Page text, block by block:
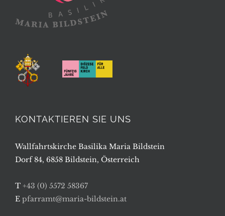
KONTAKTIEREN SIE UNS
Wallfahrtskirche Basilika Maria Bildstein
Dorf 84, 6858 Bildstein, Österreich
T +43 (0) 5572 58367
E pfarramt@maria-bildstein.at